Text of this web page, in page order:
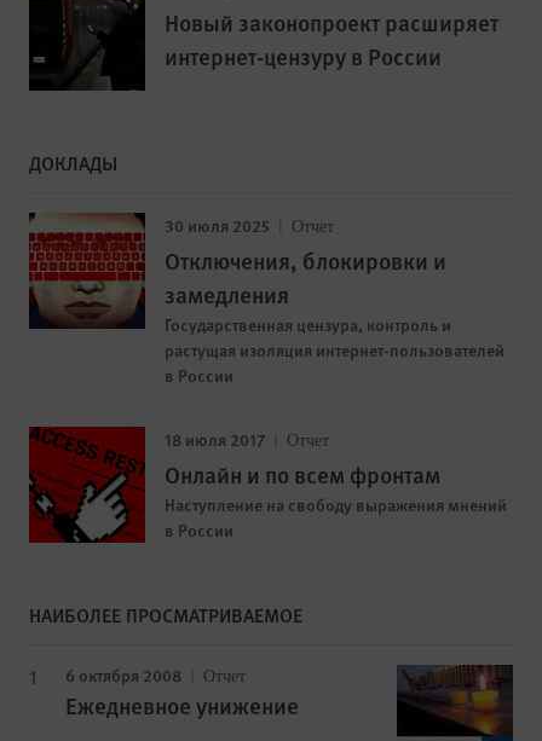
Новый законопроект расширяет
интернет-цензуру в России
ДОКЛАДЫ
30 июля 2025 Отчет
Отключения, блокировки и
замедления
Государственная цензура, контроль и
растущая изоляция интернет-пользователей
в России
18 июля 2017 Отчет
Онлайн и по всем фронтам
Наступление на свободу выражения мнений
в России
НАИБОЛЕЕ ПРОСМАТРИВАЕМОЕ
6 октября 2008 Отчет
Ежедневное унижение